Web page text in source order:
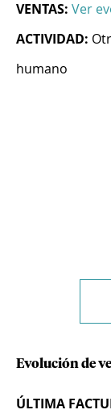
VENTAS: Ver
ACTIVIDAD:
humano
Evolución de
ÚLTIMA